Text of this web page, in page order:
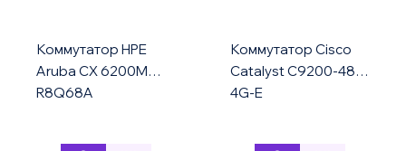
Коммутатор HPE
Aruba CX 6200M
R8Q68A
Коммутатор Cisco
Catalyst C9200-48T-
4G-E